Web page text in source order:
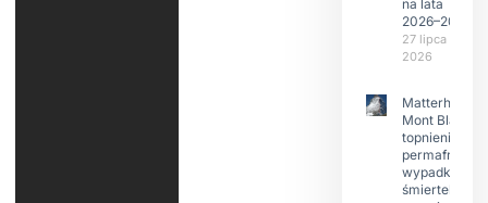
na lata
2026–2029
27 lipca
2026
Matterhorn i
Mont Blanc:
topnienie
permafrost,
wypadki
śmiertelne,